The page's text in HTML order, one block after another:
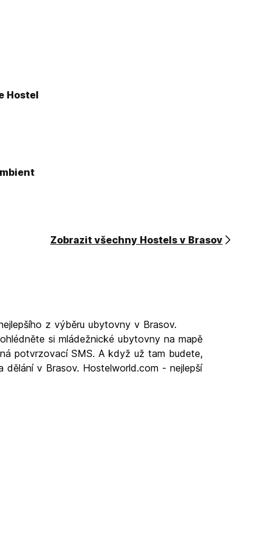
Hostel
Zobrazit všechny Hostels v Brasov
z výběru ubytovny v Brasov.
si mládežnické ubytovny na mapě
potvrzovací SMS. A když už tam budete,
v Brasov. Hostelworld.com - nejlepší